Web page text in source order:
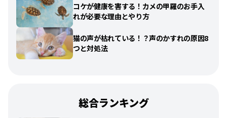
コケが健康を害する！カメの甲羅のお手入
れが必要な理由とやり方
猫の声が枯れている！？声のかすれの原因8
つと対処法
総合ランキング